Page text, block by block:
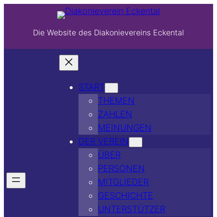
Die Website des Diakonievereins Eckental
START
THEMEN
ZAHLEN
MEINUNGEN
DER VEREIN
ÜBER
PERSONEN
MITGLIEDER
GESCHICHTE
UNTERSTÜTZER